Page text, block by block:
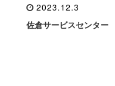
2023.12.3
佐倉サービスセンター